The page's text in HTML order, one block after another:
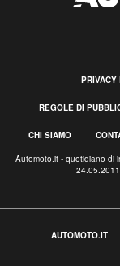
PRIVACY
REGOLE DI
CHI SIAMO
Automoto.it - quotidiano di
AUTOMOTO.IT